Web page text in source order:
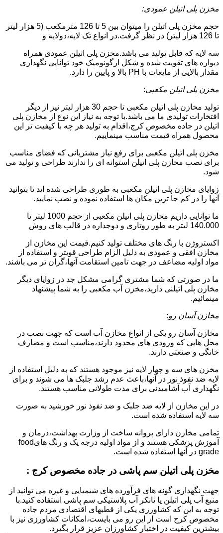
مخزن پلی اتیلن عمودی:
حجم مخزن پلی اتیلن را میتوان بین 5 تا 126 مترمکعب (5 هزار لیتر
تا 126 هزار لیتر) در نظر گرفت.در انواع تک لایه،دولایه و
سه لایه که قابل تولید می باشد.مخزن پلی اتیلن عمودی همراه
دیواره های تقویت شده و شکل ارگونومیک خود توانایی نگهداری
مقدار بالایی از مایعات با PH بالا و پایین را دارد.
مخزن پلی اتیلن مکعبی:
تولید مخازن پلی اتیلن مکعبی تا حجم 30 هزار لیتر نیز از دیگر
افتخارات تولیدی ما می باشد.با توجه به نیاز این نوع از مخازن پلی
اتیلن در جاده مخصوص کرج،اقدام به تولید هر چه با کیفیت تر این
محصول همراه قیمت مناسب مینماییم.
مخزن پلی اتیلن مکعبی برای رفع نیاز مشتریانی که فضای مناسب
برای نصب مخازن پلی اتیلن استوانه ای را ندارند طراحی و تولید می
شود.
زوایای مخازن پلی اتیلن مکعبی به طوری طراحی شده اند تا بتوانید
آنها را در کم جا ترین مکان ها استفاده نموده و نصب نمایید.
ما توانایی داریم مخازن پلی اتیلن مکعبی از حجم 1000 لیتر تا
140.000 لیتر به طور روتاری و دوجداره در قالب های روش
اکستروژن با رنگ های مختلف تولید کنیم.قیمت این مخازن از
مخازن افقی و عمودی به دلیل الزام طراحی قویتر و استفاده از
مواد اولیه مضاعف در جهت تامین استقامت آنها،گران تر می باشند.
ما در صورتی که شما مشتری گرامی مشکل جد در زوایای دیگر
مخازن پلی اتیلنی دارید،مخزن آب مکعبی را به شما پیشنهاد
مینمائیم.
مخازن آسان رو:
مخازن آسان رو یکی از انواع مخازن آب است که جهت نصب در
محل هایی که ورودی های محدود دارند،مناسب است و مصارف
خانگی و صنعتی دارند.
مخزن های سه و چهار لایه نیز موجود هستند که به دلیل استفاده از
لایه ضد نفوذ نور در آنها،باعث عدم رشد جلبک ها می شوند و برای
نگهداری آب آشامیدنی برای مدت طولانی مناسب هستند.
در این مخازن از لایه ضد جلبک و ضد نفوذ نور خورشید به صورت
سه لایه استفاده شده است.
تمامی مخازن دارای پروانه ساخت از وزارت بهداشت،درمان و
آموزش پزشکی هستند و از مواد اولیه درجه یک و رنگ هایfood
grade در آنها استفاده شده است.
مخزن پلی اتیلن سم پاشی در جاده مخصوص کرج :
جهت نگهداری گونه های فرآورده های شیمیایی و غیره می توانید از
منبع آب پلی اتیلن یا تانکر آب پلاستیکی سم پاشی استفاده کنید.با
توجه به این که کشاورزی یکی از قطبهای اقتصادی مردم جاده
مخصوص کرج است از این رو می بایست،امکانات کشاورزی نیز با
بیشترین کیفیت در اختیار کشاورزان عزیز قرار بگیرد.